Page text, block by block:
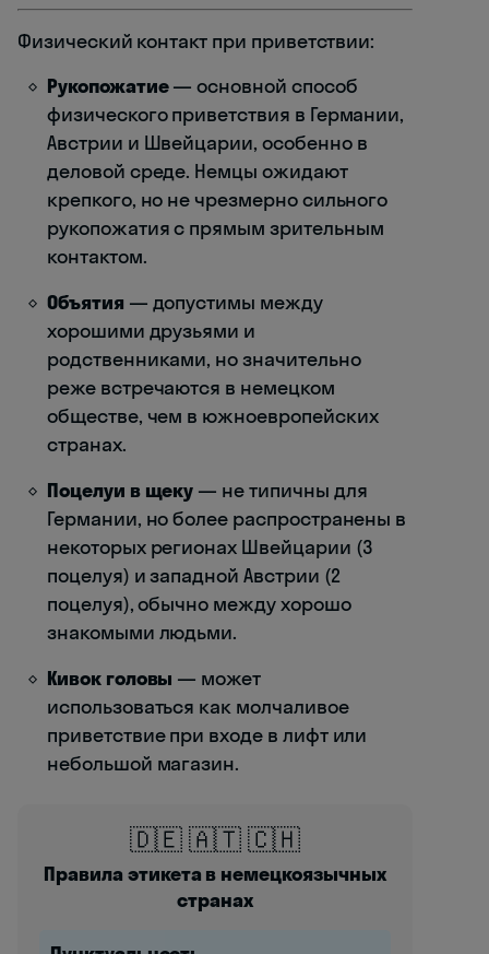
Физический контакт при приветствии:
Рукопожатие— основной способ
физического приветствия в Германии,
Австрии и Швейцарии, особенно в
деловой среде. Немцы ожидают
крепкого, но не чрезмерно сильного
рукопожатия с прямым зрительным
контактом.
Объятия — допустимы между
хорошими друзьями и
родственниками, но значительно
реже встречаются в немецком
обществе, чем в южноевропейских
странах.
Поцелуи в щеку — не типичны для
Германии, но более распространены в
некоторых регионах Швейцарии (3
поцелуя) и западной Австрии (2
поцелуя), обычно между хорошо
знакомыми людьми.
Кивок головы — может
использоваться как молчаливое
приветствие при входе в лифт или
небольшой магазин.
🇩🇪 🇦🇹 🇨🇭
Правила этикета в немецкоязычных
странах